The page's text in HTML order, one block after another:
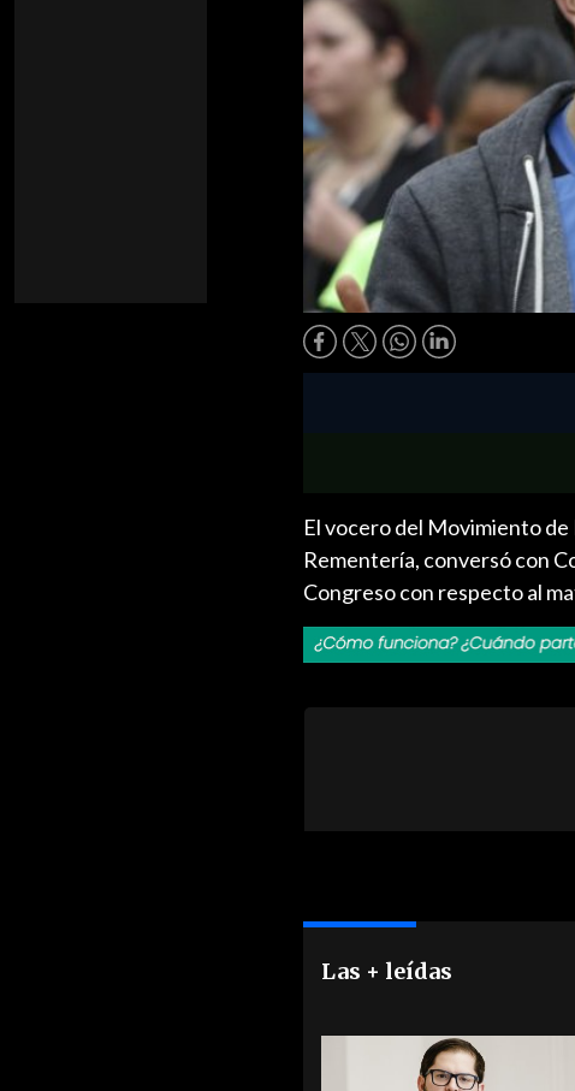
El vocero del Movimiento
Rementería, conversó con
Congreso con respecto al
Las + leídas